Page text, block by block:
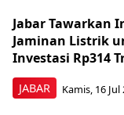
JABAR
Jabar Tawarkan
Jaminan Listrik
Investasi Rp314
Kamis, 16 Jul